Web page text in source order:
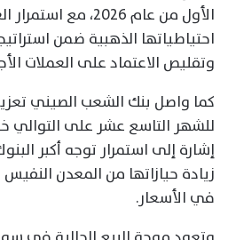
الأول من عام 2026،
احتياطياتها الذهبية ضمن
وتقليص الاعتماد على العملات
كما واصل بنك الشعب الصيني
للشهر التاسع عشر على التوالي
إشارة إلى استمرار توجه أكبر
زيادة حيازاتها من المعدن النفيس
في الأسعار.